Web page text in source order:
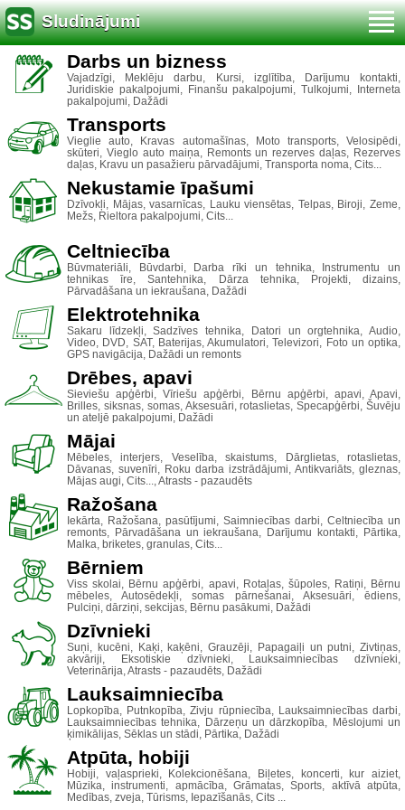
Sludinājumi
Darbs un bizness
Vajadzīgi, Meklēju darbu, Kursi, izglītība, Darījumu kontakti,
Juridiskie pakalpojumi, Finanšu pakalpojumi, Tulkojumi, Interneta
pakalpojumi, Dažādi
Transports
Vieglie auto, Kravas automašīnas, Moto transports, Velosipēdi,
skūteri, Vieglo auto maiņa, Remonts un rezerves daļas, Rezerves
daļas, Kravu un pasažieru pārvadājumi, Transporta noma, Cits...
Nekustamie īpašumi
Dzīvokļi, Mājas, vasarnīcas, Lauku viensētas, Telpas, Biroji, Zeme,
Mežs, Rieltora pakalpojumi, Cits...
Celtniecība
Būvmateriāli, Būvdarbi, Darba rīki un tehnika, Instrumentu un
tehnikas īre, Santehnika, Dārza tehnika, Projekti, dizains,
Pārvadāšana un iekraušana, Dažādi
Elektrotehnika
Sakaru līdzekļi, Sadzīves tehnika, Datori un orgtehnika, Audio,
Video, DVD, SAT, Baterijas, Akumulatori, Televizori, Foto un optika,
GPS navigācija, Dažādi un remonts
Drēbes, apavi
Sieviešu apģērbi, Vīriešu apģērbi, Bērnu apģērbi, apavi, Apavi,
Brilles, siksnas, somas, Aksesuāri, rotaslietas, Specapģērbi, Šuvēju
un ateljē pakalpojumi, Dažādi
Mājai
Mēbeles, interjers, Veselība, skaistums, Dārglietas, rotaslietas,
Dāvanas, suvenīri, Roku darba izstrādājumi, Antikvariāts, gleznas,
Mājas augi, Cits..., Atrasts - pazaudēts
Ražošana
Iekārta, Ražošana, pasūtījumi, Saimniecības darbi, Celtniecība un
remonts, Pārvadāšana un iekraušana, Darījumu kontakti, Pārtika,
Malka, briketes, granulas, Cits...
Bērniem
Viss skolai, Bērnu apģērbi, apavi, Rotaļas, šūpoles, Ratiņi, Bērnu
mēbeles, Autosēdekļi, somas pārnešanai, Aksesuāri, ēdiens,
Pulciņi, dārziņi, sekcijas, Bērnu pasākumi, Dažādi
Dzīvnieki
Suņi, kucēni, Kaķi, kaķēni, Grauzēji, Papagaiļi un putni, Zivtiņas,
akvāriji, Eksotiskie dzīvnieki, Lauksaimniecības dzīvnieki,
Veterinārija, Atrasts - pazaudēts, Dažādi
Lauksaimniecība
Lopkopība, Putnkopība, Zivju rūpniecība, Lauksaimniecības darbi,
Lauksaimniecības tehnika, Dārzeņu un dārzkopība, Mēslojumi un
ķimikālijas, Sēklas un stādi, Pārtika, Dažādi
Atpūta, hobiji
Hobiji, vaļasprieki, Kolekcionēšana, Biļetes, koncerti, kur aiziet,
Mūzika, instrumenti, apmācība, Grāmatas, Sports, aktīvā atpūta,
Medības, zveja, Tūrisms, Iepazīšanās, Cits ...